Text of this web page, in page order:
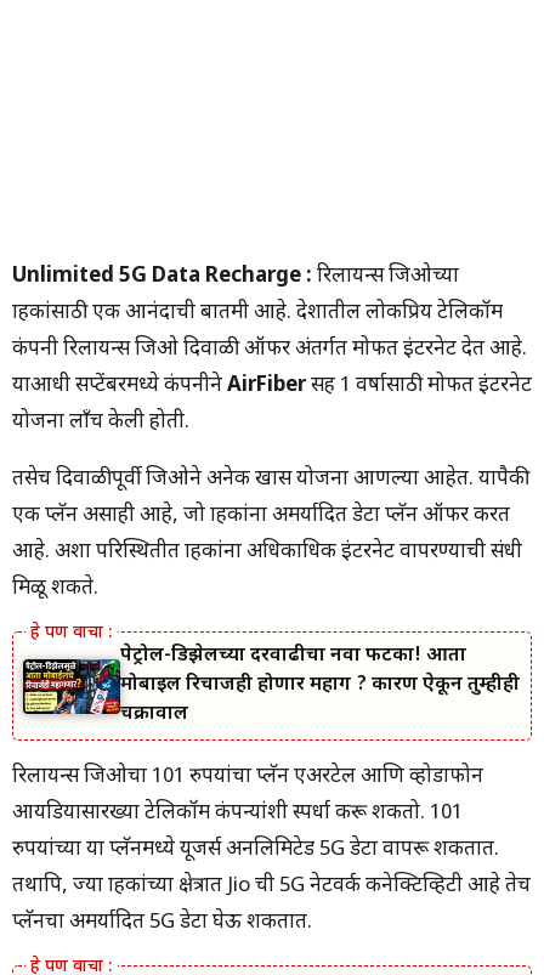
Unlimited 5G Data Recharge : रिलायन्स जिओच्या
ग्राहकांसाठी एक आनंदाची बातमी आहे. देशातील लोकप्रिय टेलिकॉम
कंपनी रिलायन्स जिओ दिवाळी ऑफर अंतर्गत मोफत इंटरनेट देत आहे.
याआधी सप्टेंबरमध्ये कंपनीनेAirFiberसह 1 वर्षासाठी मोफत इंटरनेट
योजना लाँच केली होती.
तसेच दिवाळीपूर्वी जिओने अनेक खास योजना आणल्या आहेत. यापैकी
एक प्लॅन असाही आहे, जो ग्राहकांना अमर्यादित डेटा प्लॅन ऑफर करत
आहे. अशा परिस्थितीत ग्राहकांना अधिकाधिक इंटरनेट वापरण्याची संधी
मिळू शकते.
पेट्रोल-डिझेलच्या दरवाढीचा नवा फटका! आता
मोबाईल रिचार्जही होणार महाग ? कारण ऐकून तुम्हीही
चक्रावाल
रिलायन्स जिओचा 101 रुपयांचा प्लॅन एअरटेल आणि व्होडाफोन
आयडियासारख्या टेलिकॉम कंपन्यांशी स्पर्धा करू शकतो. 101
रुपयांच्या या प्लॅनमध्ये यूजर्स अनलिमिटेड 5G डेटा वापरू शकतात.
तथापि, ज्या ग्राहकांच्या क्षेत्रात Jio ची 5G नेटवर्क कनेक्टिव्हिटी आहे तेच
प्लॅनचा अमर्यादित 5G डेटा घेऊ शकतात.